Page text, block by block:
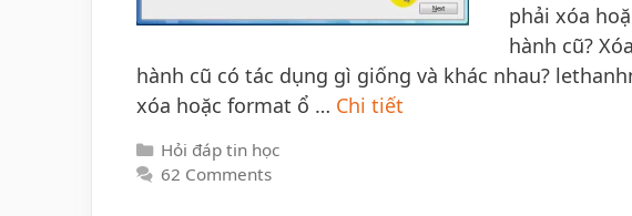
phải xóa
hành cũ?
hành cũ có tác dụng gì giống và khác nhau?
xóa hoặc format ổ … Chi tiết
Categories
Hỏi đáp tin học
62 Comments